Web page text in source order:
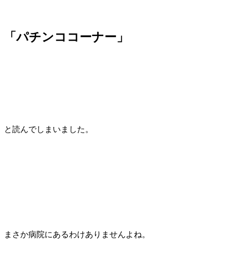
「パチンココーナー」
と読んでしまいました。
まさか病院にあるわけありませんよね。